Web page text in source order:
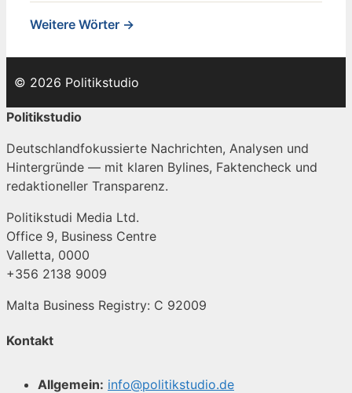
Weitere Wörter →
© 2026 Politikstudio
Politikstudio
Deutschlandfokussierte Nachrichten, Analysen und
Hintergründe — mit klaren Bylines, Faktencheck und
redaktioneller Transparenz.
Politikstudi Media Ltd.
Office 9, Business Centre
Valletta, 0000
+356 2138 9009
Malta Business Registry: C 92009
Kontakt
Allgemein: info@politikstudio.de